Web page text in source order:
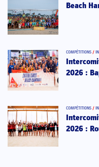
Beach
COMPÉTITIONS /
2026 :
COMPÉTITIONS /
2026 :